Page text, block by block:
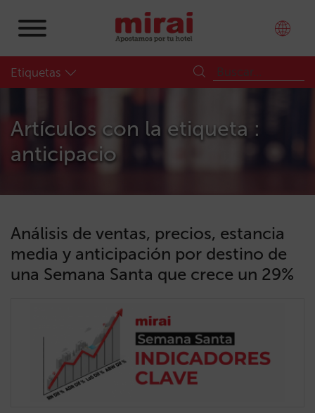
Etiquetas
Artículos con la etiqueta :
anticipacio
Análisis de ventas, precios, estancia
media y anticipación por destino de
una Semana Santa que crece un 29%